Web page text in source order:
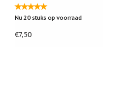
Nu 20 stuks op voorraad
€7,50